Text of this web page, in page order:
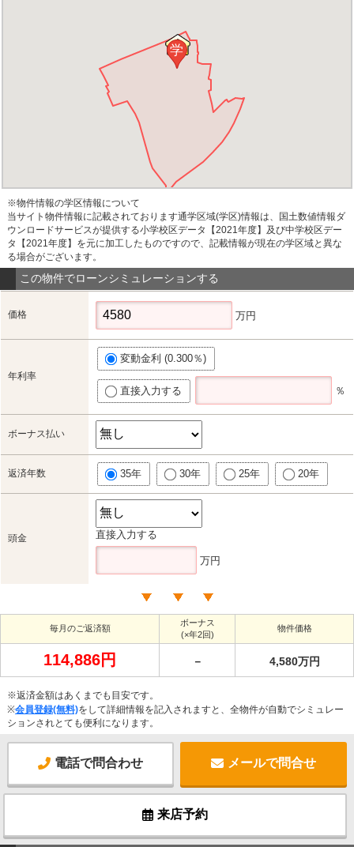
学
※物件情報の学区情報について
当サイト物件情報に記載されております通学区域(学区)情報は、国土数値情報ダ
ウンロードサービスが提供する小学校区データ【2021年度】及び中学校区デー
タ【2021年度】を元に加工したものですので、記載情報が現在の学区域と異な
る場合がございます。
この物件でローンシミュレーションする
価格 万円
年利率
変動金利 (0.300％)
直接入力する ％
ボーナス払い
返済年数 35年 30年 25年 20年
頭金 直接入力する
万円
毎月のご返済額
ボーナス
(×年2回)
物件価格
114,886円 － 4,580万円
※返済金額はあくまでも目安です。
※会員登録(無料)をして詳細情報を記入されますと、全物件が自動でシミュレー
ションされとても便利になります。
電話で問合わせ メールで問合せ
来店予約